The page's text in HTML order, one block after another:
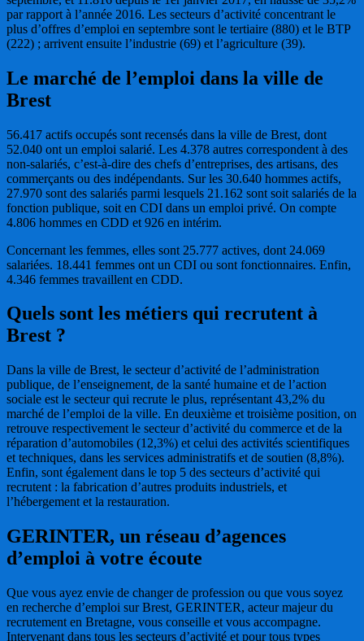
par rapport à l’année 2016. Les secteurs d’activité concentrant le
plus d’offres d’emploi en septembre sont le tertiaire (880) et le BTP
(222) ; arrivent ensuite l’industrie (69) et l’agriculture (39).
Le marché de l’emploi dans la ville de
Brest
56.417 actifs occupés sont recensés dans la ville de Brest, dont
52.040 ont un emploi salarié. Les 4.378 autres correspondent à des
non-salariés, c’est-à-dire des chefs d’entreprises, des artisans, des
commerçants ou des indépendants. Sur les 30.640 hommes actifs,
27.970 sont des salariés parmi lesquels 21.162 sont soit salariés de la
fonction publique, soit en CDI dans un emploi privé. On compte
4.806 hommes en CDD et 926 en intérim.
Concernant les femmes, elles sont 25.777 actives, dont 24.069
salariées. 18.441 femmes ont un CDI ou sont fonctionnaires. Enfin,
4.346 femmes travaillent en CDD.
Quels sont les métiers qui recrutent à
Brest ?
Dans la ville de Brest, le secteur d’activité de l’administration
publique, de l’enseignement, de la santé humaine et de l’action
sociale est le secteur qui recrute le plus, représentant 43,2% du
marché de l’emploi de la ville. En deuxième et troisième position, on
retrouve respectivement le secteur d’activité du commerce et de la
réparation d’automobiles (12,3%) et celui des activités scientifiques
et techniques, dans les services administratifs et de soutien (8,8%).
Enfin, sont également dans le top 5 des secteurs d’activité qui
recrutent : la fabrication d’autres produits industriels, et
l’hébergement et la restauration.
GERINTER, un réseau d’agences
d’emploi à votre écoute
Que vous ayez envie de changer de profession ou que vous soyez
en recherche d’emploi sur Brest, GERINTER, acteur majeur du
recrutement en Bretagne, vous conseille et vous accompagne.
Intervenant dans tous les secteurs d’activité et pour tous types